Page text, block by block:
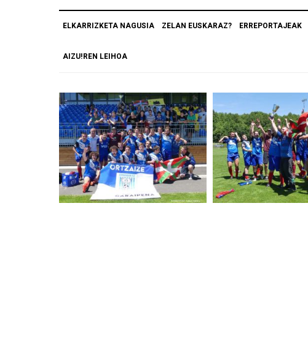
ELKARRIZKETA NAGUSIA ZELAN EUSKARAZ? ERREPORTAJEAK
AIZU!REN LEIHOA